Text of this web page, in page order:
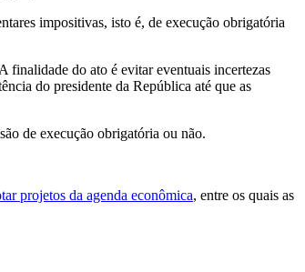
impositivas, isto é, de execução obrigatória
finalidade do ato é evitar eventuais incertezas
do presidente da República até que as
de execução obrigatória ou não.
projetos da agenda econômica, entre os quais as